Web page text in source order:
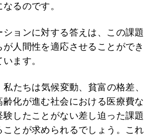
るのです。
ョンに対する答えは、この課題
人間性を適応させることができ
ます。
たちは気候変動、貧富の格差、
齢化が進む社会における医療費な
験したことがない差し迫った課題
ことが求められるでしょう。これ